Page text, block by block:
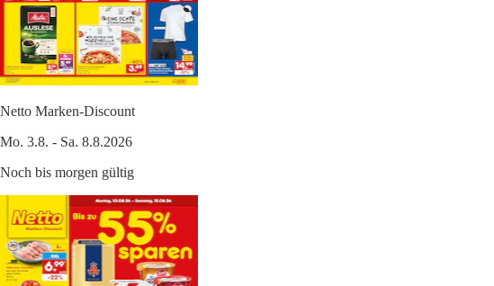
Netto Marken-Discount
Mo. 3.8. - Sa. 8.8.2026
Noch bis morgen gültig